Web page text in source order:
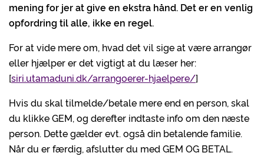
mening for jer at give en ekstra hånd. Det er en venlig
opfordring til alle, ikke en regel.
For at vide mere om, hvad det vil sige at være arrangør
eller hjælper er det vigtigt at du læser her:
[siri.utamaduni.dk/arrangoerer-hjaelpere/]
Hvis du skal tilmelde/betale mere end en person, skal
du klikke GEM, og derefter indtaste info om den næste
person. Dette gælder evt. også din betalende familie.
Når du er færdig, afslutter du med GEM OG BETAL.